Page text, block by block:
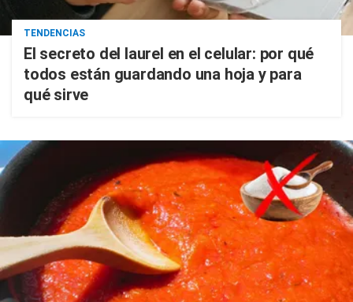
TENDENCIAS
El secreto del laurel en el celular: por qué
todos están guardando una hoja y para
qué sirve